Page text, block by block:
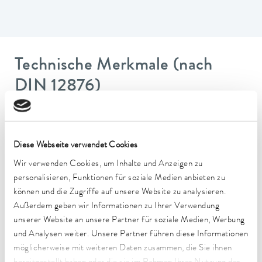
Diese Webseite verwendet Cookies
Wir verwenden Cookies, um Inhalte und Anzeigen zu
personalisieren, Funktionen für soziale Medien anbieten zu
können und die Zugriffe auf unsere Website zu analysieren.
Außerdem geben wir Informationen zu Ihrer Verwendung
unserer Website an unsere Partner für soziale Medien, Werbung
und Analysen weiter. Unsere Partner führen diese Informationen
möglicherweise mit weiteren Daten zusammen, die Sie ihnen
Technische Merkmale (nach
DIN 12876)
Arbeitstemperaturbereich
Betriebstemperaturbereich
-45 ... 200 °C
Umgebungstemperaturbereich
5 ... 40 °C
Temperaturkonstanz
0,01 ± K